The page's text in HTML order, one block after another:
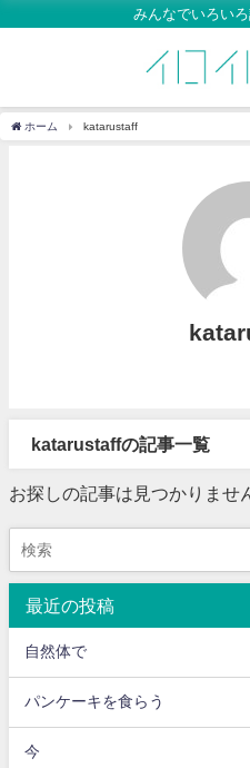
みんなでいろいろ
ホーム katarustaff
katarustaffの記事一覧
お探しの記事は見つかりませ
最近の投稿
自然体で
パンケーキを食らう
今